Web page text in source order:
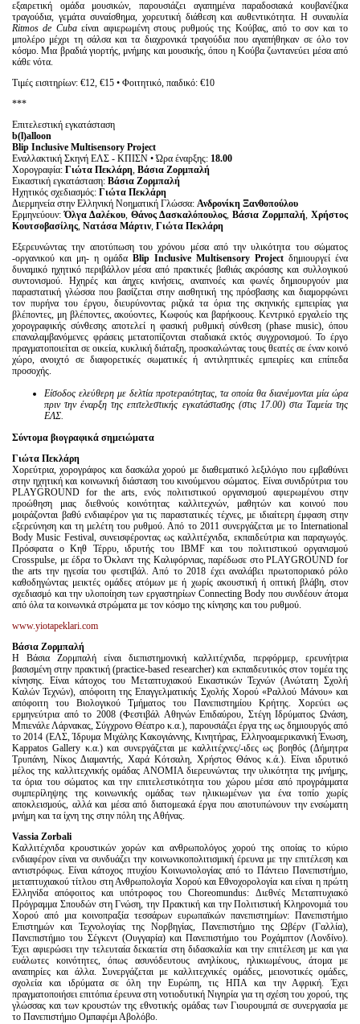
εξαιρετική ομάδα μουσικών, παρουσιάζει αγαπημένα παραδοσιακά κουβανέζικα
τραγούδια, γεμάτα συναίσθημα, χορευτική διάθεση και αυθεντικότητα. Η συναυλία
Ritmos de Cubaείναι αφιερωμένη στους ρυθμούς της Κούβας, από το σον και το
μπολέρο μέχρι τη σάλσα και τα διαχρονικά τραγούδια που αγαπήθηκαν σε όλο τον
κόσμο. Μια βραδιά γιορτής, μνήμης και μουσικής, όπου η Κούβα ζωντανεύει μέσα από
κάθε νότα.
Τιμές εισιτηρίων: €12, €15 • Φοιτητικό, παιδικό: €10
***
Επιτελεστική εγκατάσταση
b(l)alloon
Blip Inclusive Multisensory Project
Εναλλακτική Σκηνή ΕΛΣ - ΚΠΙΣΝ • Ώρα έναρξης: 18.00
Χορογραφία: Γιώτα Πεκλάρη, Βάσια Ζορμπαλή
Εικαστική εγκατάσταση: Βάσια Ζορμπαλή
Ηχητικός σχεδιασμός: Γιώτα Πεκλάρη
Διερμηνεία στην Ελληνική Νοηματική Γλώσσα: Ανδρονίκη Ξανθοπούλου
Ερμηνεύουν:Όλγα Δαλέκου, Θάνος Δασκαλόπουλος, Βάσια Ζορμπαλή, Χρήστος
Κουτσοβασίλης, Νατάσα Μάρτιν, Γιώτα Πεκλάρη
Εξερευνώντας την αποτύπωση του χρόνου μέσα από την υλικότητα του σώματος
-οργανικού και μη- η ομάδα Blip Inclusive Multisensory Project δημιουργεί ένα
δυναμικό ηχητικό περιβάλλον μέσα από πρακτικές βαθιάς ακρόασης και συλλογικού
συντονισμού. Ηχηρές και άηχες κινήσεις, αναπνοές και φωνές δημιουργούν μια
παραστατική γλώσσα που βασίζεται στην αισθητική της πρόσβασης και διαμορφώνει
τον πυρήνα του έργου, διευρύνοντας ριζικά τα όρια της σκηνικής εμπειρίας για
βλέποντες, μη βλέποντες, ακούοντες, Κωφούς και βαρήκοους. Κεντρικό εργαλείο της
χορογραφικής σύνθεσης αποτελεί η φασική ρυθμική σύνθεση (phase music), όπου
επαναλαμβανόμενες φράσεις μετατοπίζονται σταδιακά εκτός συγχρονισμού. Το έργο
πραγματοποιείται σε οικεία, κυκλική διάταξη, προσκαλώντας τους θεατές σε έναν κοινό
χώρο, ανοιχτό σε διαφορετικές σωματικές ή αντιληπτικές εμπειρίες και επίπεδα
προσοχής.
Είσοδος ελεύθερη με δελτία προτεραιότητας, τα οποία θα διανέμονται μία ώρα
πριν την έναρξη της επιτελεστικής εγκατάστασης (στις 17.00) στα Ταμεία της
ΕΛΣ.
Σύντομα βιογραφικά σημειώματα
Γιώτα Πεκλάρη
Χορεύτρια, χορογράφος και δασκάλα χορού με διαθεματικό λεξιλόγιο που εμβαθύνει
στην ηχητική και κοινωνική διάσταση του κινούμενου σώματος. Είναι συνιδρύτρια του
PLAYGROUND for the arts, ενός πολιτιστικού οργανισμού αφιερωμένου στην
προώθηση μιας διεθνούς κοινότητας καλλιτεχνών, μαθητών και κοινού που
μοιράζονται βαθύ ενδιαφέρον για τις παραστατικές τέχνες, με ιδιαίτερη έμφαση στην
εξερεύνηση και τη μελέτη του ρυθμού. Από το 2011 συνεργάζεται με το International
Body Music Festival, συνεισφέροντας ως καλλιτέχνιδα, εκπαιδεύτρια και παραγωγός.
Πρόσφατα ο Κηθ Τέρρυ, ιδρυτής του IBMF και του πολιτιστικού οργανισμού
Crosspulse, με έδρα το Όκλαντ της Καλιφόρνιας, παρέδωσε στο PLAYGROUND for
the arts την ηγεσία του φεστιβάλ. Από το 2018 έχει αναλάβει πρωτοποριακό ρόλο
καθοδηγώντας μεικτές ομάδες ατόμων με ή χωρίς ακουστική ή οπτική βλάβη, στον
σχεδιασμό και την υλοποίηση των εργαστηρίων Connecting Body που συνδέουν άτομα
από όλα τα κοινωνικά στρώματα με τον κόσμο της κίνησης και του ρυθμού.
www.yiotapeklari.com
Βάσια Ζορμπαλή
Η Βάσια Ζορμπαλή είναι διεπιστημονική καλλιτέχνιδα, περφόρμερ, ερευνήτρια
βασισμένη στην πρακτική (practice-based researcher) και εκπαιδευτικός στον τομέα της
κίνησης. Είναι κάτοχος του Μεταπτυχιακού Εικαστικών Τεχνών (Ανώτατη Σχολή
Καλών Τεχνών), απόφοιτη της Επαγγελματικής Σχολής Χορού «Ραλλού Μάνου» και
απόφοιτη του Βιολογικού Τμήματος του Πανεπιστημίου Κρήτης. Χορεύει ως
ερμηνεύτρια από το 2008 (Φεστιβάλ Αθηνών Επιδαύρου, Στέγη Ιδρύματος Ωνάση,
Μπιενάλε Λάρνακας, Σύγχρονο Θέατρο κ.α.), παρουσιάζει έργα της ως δημιουργός από
το 2014 (ΕΛΣ, Ίδρυμα Μιχάλης Κακογιάννης, Κινητήρας, Ελληνοαμερικανική Ένωση,
Kappatos Gallery κ.α.) και συνεργάζεται με καλλιτέχνες/-ιδες ως βοηθός (Δήμητρα
Τρυπάνη, Νίκος Διαμαντής, Χαρά Κότσαλη, Χρήστος Θάνος κ.ά.). Είναι ιδρυτικό
μέλος της καλλιτεχνικής ομάδας ΑΝΟΜΙΑ διερευνώντας την υλικότητα της μνήμης,
τα όρια του σώματος και την επιτελεστικότητα του χώρου μέσα από προγράμματα
συμπερίληψης της κοινωνικής ομάδας των ηλικιωμένων για ένα τοπίο χωρίς
αποκλεισμούς, αλλά και μέσα από διατομεακά έργα που αποτυπώνουν την ενσώματη
μνήμη και τα ίχνη της στην πόλη της Αθήνας.
Vassia Zorbali
Kαλλιτέχνιδα κρουστικών χορών και ανθρωπολόγος χορού της οποίας το κύριο
ενδιαφέρον είναι να συνδυάζει την κοινωνικοπολιτισμική έρευνα με την επιτέλεση και
αντιστρόφως. Είναι κάτοχος πτυχίου Κοινωνιολογίας από το Πάντειο Πανεπιστήμιο,
μεταπτυχιακού τίτλου στη Ανθρωπολογία Χορού και Εθνοχορολογία και είναι η πρώτη
Ελληνίδα απόφοιτος και υπότροφος του Choreomundus: Διεθνές Μεταπτυχιακό
Πρόγραμμα Σπουδών στη Γνώση, την Πρακτική και την Πολιτιστική Κληρονομιά του
Χορού από μια κοινοπραξία τεσσάρων ευρωπαϊκών πανεπιστημίων: Πανεπιστήμιο
Επιστημών και Τεχνολογίας της Νορβηγίας, Πανεπιστήμιο της Ωβέρν (Γαλλία),
Πανεπιστήμιο του Σέγκεντ (Ουγγαρία) και Πανεπιστήμιο του Ροχάμπτον (Λονδίνο).
Έχει αφιερώσει την τελευταία δεκαετία στη διδασκαλία και την επιτέλεση με και για
ευάλωτες κοινότητες, όπως ασυνόδευτους ανηλίκους, ηλικιωμένους, άτομα με
αναπηρίες και άλλα. Συνεργάζεται με καλλιτεχνικές ομάδες, μειονοτικές ομάδες,
σχολεία και ιδρύματα σε όλη την Ευρώπη, τις ΗΠΑ και την Αφρική. Έχει
πραγματοποιήσει επιτόπια έρευνα στη νοτιοδυτική Νιγηρία για τη σχέση του χορού, της
γλώσσας και των κρουστών της εθνοτικής ομάδας των Γιουρουμπά σε συνεργασία με
το Πανεπιστήμιο Ομπαφέμι Αβολόβο.